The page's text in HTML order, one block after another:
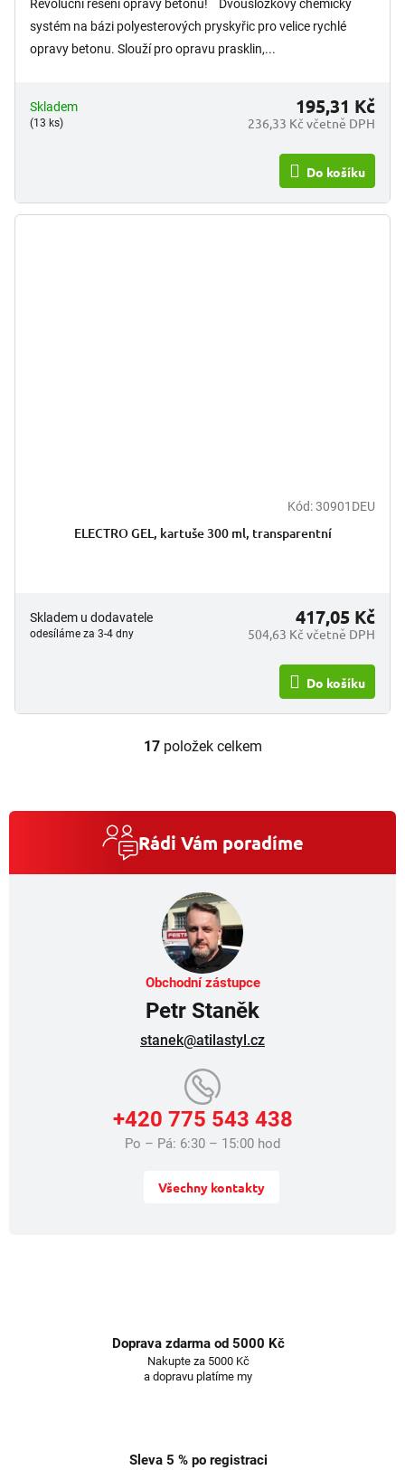
Revoluční řešení opravy betonu! Dvousložkový chemický
systém na bázi polyesterových pryskyřic pro velice rychlé
opravy betonu. Slouží pro opravu prasklin,...
Skladem
(13 ks) 236,33 Kč včetně DPH
195,31 Kč
Do košíku
Kód:30901DEU
ELECTRO GEL, kartuše 300 ml, transparentní
Skladem u dodavatele
odesíláme za 3-4 dny 504,63 Kč včetně DPH
417,05 Kč
Do košíku
O
a
í
p
r
v
k
y
v
p
s
17položek celkem
Rádi Vám poradíme
Obchodní zástupce
Petr Staněk
stanek@atilastyl.cz
+420 775 543 438
Po – Pá: 6:30 – 15:00 hod
Všechny kontakty
Doprava zdarma od 5000 Kč
Nakupte za 5000 Kč
a dopravu platíme my
Sleva 5 % po registraci